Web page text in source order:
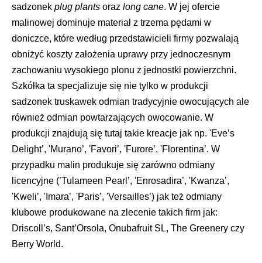
sadzonek plug plants oraz long cane. W jej ofercie
malinowej dominuje materiał z trzema pędami w
doniczce, które według przedstawicieli firmy pozwalają
obniżyć koszty założenia uprawy przy jednoczesnym
zachowaniu wysokiego plonu z jednostki powierzchni.
Szkółka ta specjalizuje się nie tylko w produkcji
sadzonek truskawek odmian tradycyjnie owocujących ale
również odmian powtarzających owocowanie. W
produkcji znajdują się tutaj takie kreacje jak np. 'Eve’s
Delight’, 'Murano’, 'Favori’, 'Furore’, 'Florentina’. W
przypadku malin produkuje się zarówno odmiany
licencyjne (’Tulameen Pearl’, 'Enrosadira’, 'Kwanza’,
'Kweli’, 'Imara’, 'Paris’, 'Versailles’) jak też odmiany
klubowe produkowane na zlecenie takich firm jak:
Driscoll’s, Sant’Orsola, Onubafruit SL, The Greenery czy
Berry World.